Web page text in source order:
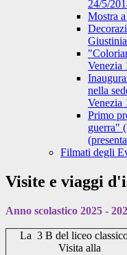
24/5/
Mostra
Venezia
nella
Venezia
Primo
guerra"
Filmati degli
Visite e viaggi
Anno scolastico 2025 -
La 3 B del liceo
Visita alla